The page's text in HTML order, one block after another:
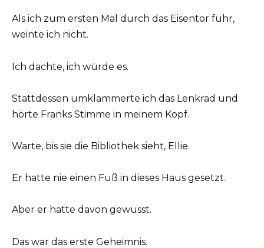
Als ich zum ersten Mal durch das Eisentor fuhr,
weinte ich nicht.
Ich dachte, ich würde es.
Stattdessen umklammerte ich das Lenkrad und
hörte Franks Stimme in meinem Kopf.
Warte, bis sie die Bibliothek sieht, Ellie.
Er hatte nie einen Fuß in dieses Haus gesetzt.
Aber er hatte davon gewusst.
Das war das erste Geheimnis.